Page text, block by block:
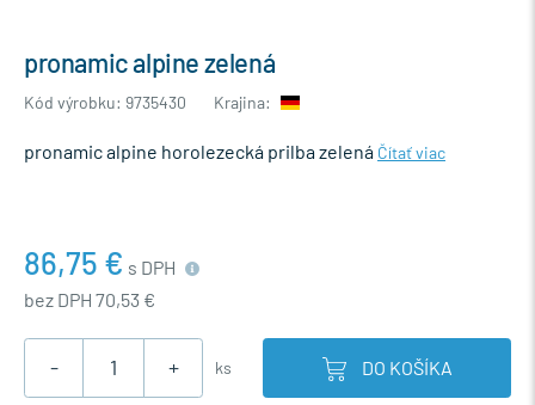
pronamic alpine zelená
Kód výrobku: 9735430 Krajina:
pronamic alpine horolezecká prilba zelená Čítať viac
86,75 € s DPH
bez DPH 70,53 €
- + ks DO KOŠÍKA